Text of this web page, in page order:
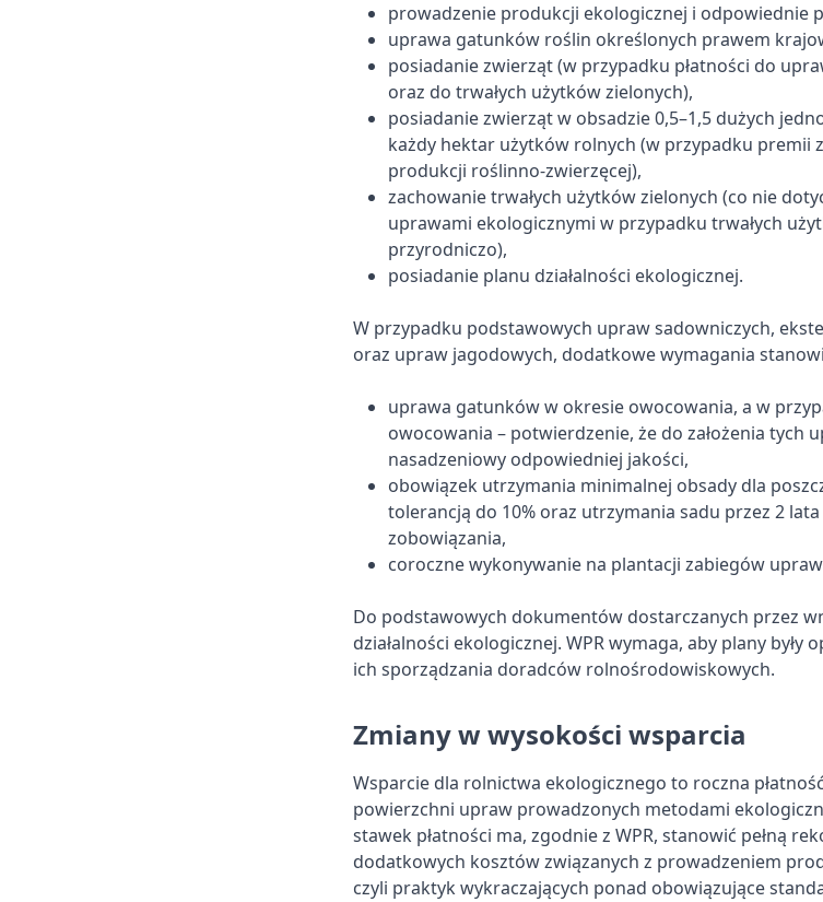
prowadzenie produkcji ekologicznej i odpowiednie
uprawa gatunków roślin określonych prawem
posiadanie zwierząt (w przypadku płatności do
oraz do trwałych użytków zielonych),
posiadanie zwierząt w obsadzie 0,5–1,5 dużych
każdy hektar użytków rolnych (w przypadku premii
produkcji roślinno-zwierzęcej),
zachowanie trwałych użytków zielonych (co nie
uprawami ekologicznymi w przypadku trwałych
przyrodniczo),
posiadanie planu działalności ekologicznej.
W przypadku podstawowych upraw sadowniczych,
oraz upraw jagodowych, dodatkowe wymagania
uprawa gatunków w okresie owocowania, a w
owocowania – potwierdzenie, że do założenia tych
nasadzeniowy odpowiedniej jakości,
obowiązek utrzymania minimalnej obsady dla
tolerancją do 10% oraz utrzymania sadu przez 2
zobowiązania,
coroczne wykonywanie na plantacji zabiegów
Do podstawowych dokumentów dostarczanych przez
działalności ekologicznej. WPR wymaga, aby plany
ich sporządzania doradców rolnośrodowiskowych.
Zmiany w wysokości wsparcia
Wsparcie dla rolnictwa ekologicznego to roczna
powierzchni upraw prowadzonych metodami
stawek płatności ma, zgodnie z WPR, stanowić pełną
dodatkowych kosztów związanych z prowadzeniem
czyli praktyk wykraczających ponad obowiązujące